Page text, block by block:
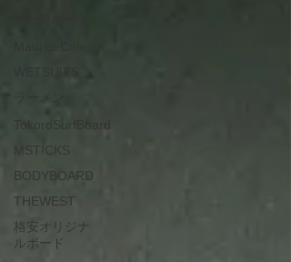
TokoroSurfBoard
MSTICKS
BODYBOARD
THEWEST
格安オリジナ
ルボード